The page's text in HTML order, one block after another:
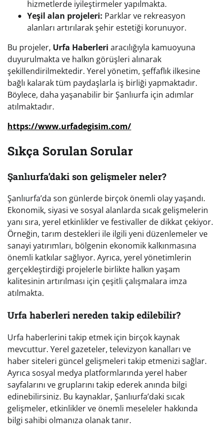
hizmetlerde iyileştirmeler yapılmakta.
Yeşil alan projeleri: Parklar ve rekreasyon
alanları artırılarak şehir estetiği korunuyor.
Bu projeler, Urfa Haberleri aracılığıyla kamuoyuna
duyurulmakta ve halkın görüşleri alınarak
şekillendirilmektedir. Yerel yönetim, şeffaflık ilkesine
bağlı kalarak tüm paydaşlarla iş birliği yapmaktadır.
Böylece, daha yaşanabilir bir Şanlıurfa için adımlar
atılmaktadır.
https://www.urfadegisim.com/
Sıkça Sorulan Sorular
Şanlıurfa’daki son gelişmeler neler?
Şanlıurfa’da son günlerde birçok önemli olay yaşandı.
Ekonomik, siyasi ve sosyal alanlarda sıcak gelişmelerin
yanı sıra, yerel etkinlikler ve festivaller de dikkat çekiyor.
Örneğin, tarım destekleri ile ilgili yeni düzenlemeler ve
sanayi yatırımları, bölgenin ekonomik kalkınmasına
önemli katkılar sağlıyor. Ayrıca, yerel yönetimlerin
gerçekleştirdiği projelerle birlikte halkın yaşam
kalitesinin artırılması için çeşitli çalışmalara imza
atılmakta.
Urfa haberleri nereden takip edilebilir?
Urfa haberlerini takip etmek için birçok kaynak
mevcuttur. Yerel gazeteler, televizyon kanalları ve
haber siteleri güncel gelişmeleri takip etmenizi sağlar.
Ayrıca sosyal medya platformlarında yerel haber
sayfalarını ve gruplarını takip ederek anında bilgi
edinebilirsiniz. Bu kaynaklar, Şanlıurfa’daki sıcak
gelişmeler, etkinlikler ve önemli meseleler hakkında
bilgi sahibi olmanıza olanak tanır.